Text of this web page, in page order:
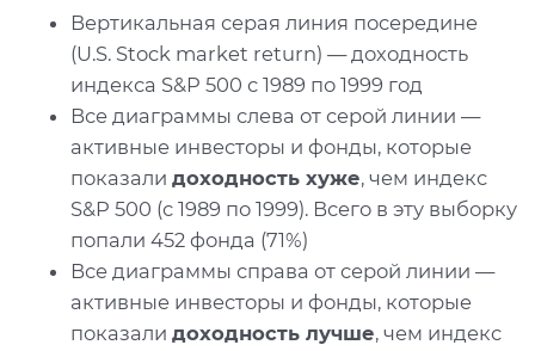
Вертикальная серая линия посередине
(U.S. Stock market return) — доходность
индекса S&P 500 с 1989 по 1999 год
Все диаграммы слева от серой линии —
активные инвесторы и фонды, которые
показалидоходность хуже, чем индекс
S&P 500 (с 1989 по 1999). Всего в эту выборку
попали 452 фонда (71%)
Все диаграммы справа от серой линии —
активные инвесторы и фонды, которые
показалидоходность лучше, чем индекс